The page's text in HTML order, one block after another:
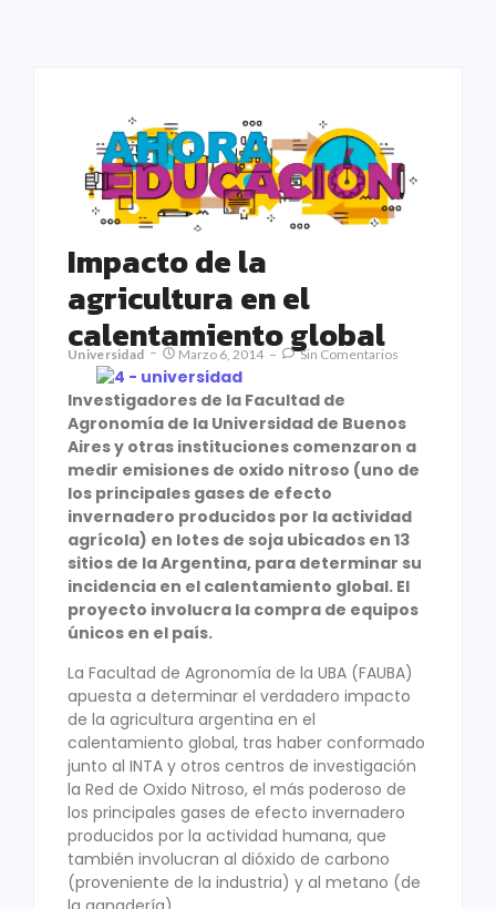
Impacto de la
agricultura en el
calentamiento global
Universidad Marzo 6, 2014 Sin Comentarios
Investigadores de la Facultad de
Agronomía de la Universidad de Buenos
Aires y otras instituciones comenzaron a
medir emisiones de oxido nitroso (uno de
los principales gases de efecto
invernadero producidos por la actividad
agrícola) en lotes de soja ubicados en 13
sitios de la Argentina, para determinar su
incidencia en el calentamiento global. El
proyecto involucra la compra de equipos
únicos en el país.
La Facultad de Agronomía de la UBA (FAUBA)
apuesta a determinar el verdadero impacto
de la agricultura argentina en el
calentamiento global, tras haber conformado
junto al INTA y otros centros de investigación
la Red de Oxido Nitroso, el más poderoso de
los principales gases de efecto invernadero
producidos por la actividad humana, que
también involucran al dióxido de carbono
(proveniente de la industria) y al metano (de